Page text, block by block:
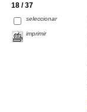
18 / 37
seleccionar
imprimir